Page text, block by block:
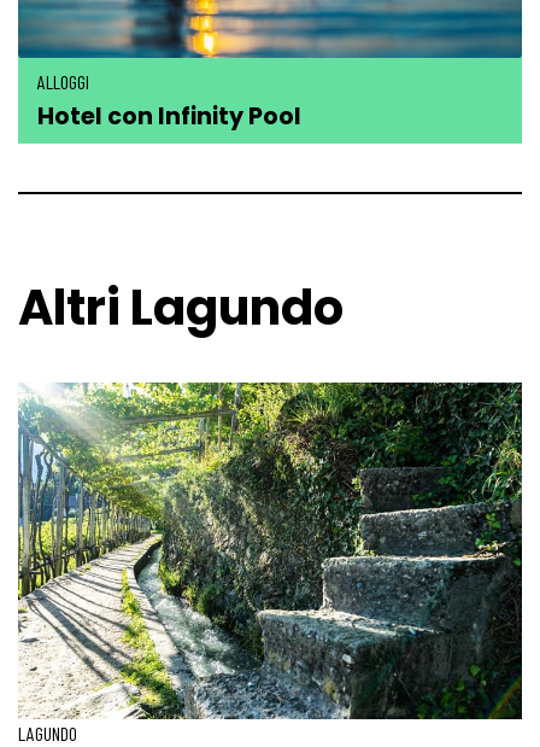
ALLOGGI
Hotel con Infinity Pool
Altri Lagundo
LAGUNDO